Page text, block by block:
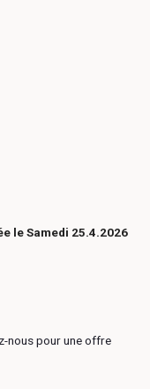
le Samedi 25.4.2026
nous pour une offre